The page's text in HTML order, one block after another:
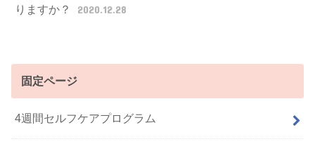
りますか？ 2020.12.28
固定ページ
4週間セルフケアプログラム